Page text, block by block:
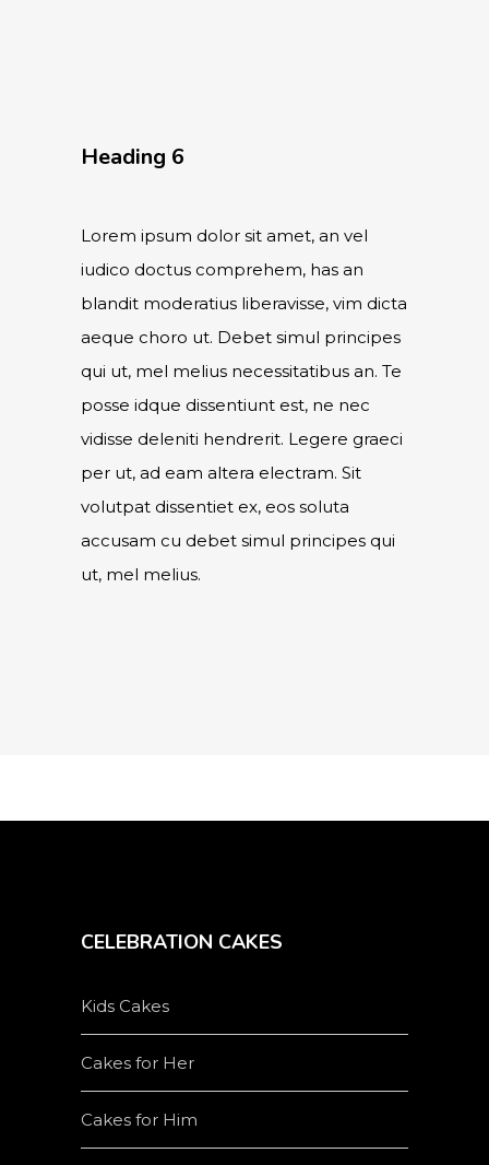
Heading 6
Lorem ipsum dolor sit amet, an vel
iudico doctus comprehem, has an
blandit moderatius liberavisse, vim dicta
aeque choro ut. Debet simul principes
qui ut, mel melius necessitatibus an. Te
posse idque dissentiunt est, ne nec
vidisse deleniti hendrerit. Legere graeci
per ut, ad eam altera electram. Sit
volutpat dissentiet ex, eos soluta
accusam cu debet simul principes qui
ut, mel melius.
CELEBRATION CAKES
Kids Cakes
Cakes for Her
Cakes for Him